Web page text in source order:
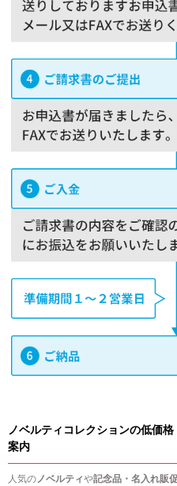
ノベルティコレクションの低価
案内
人気のノベルティや記念品・名入れ販